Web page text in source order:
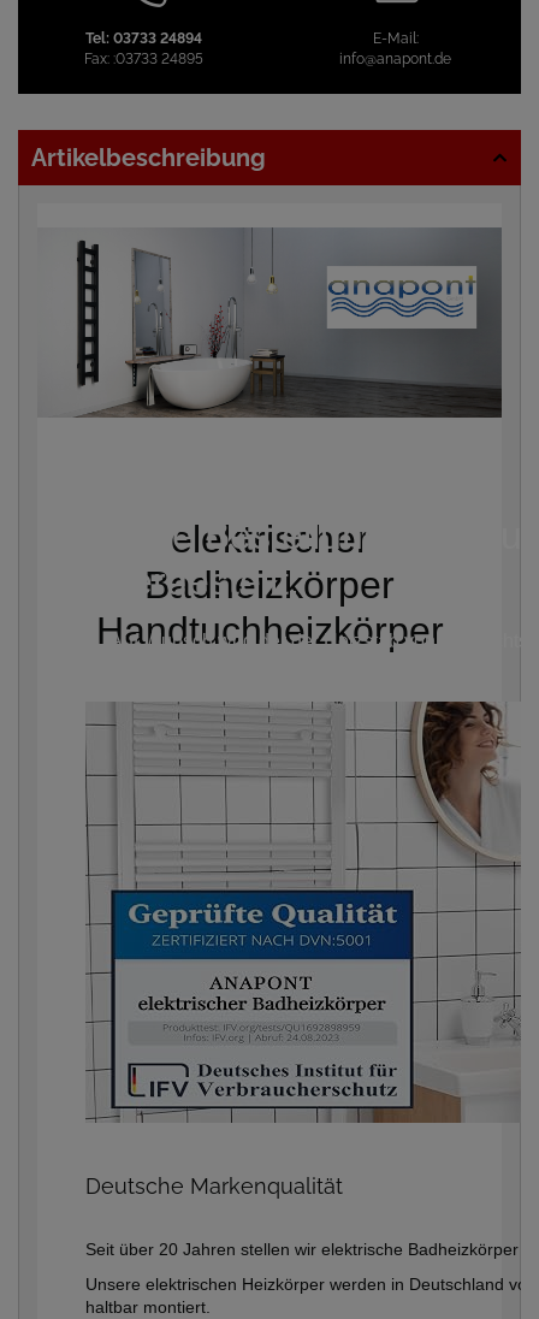
Tel: 03733 24894
Fax: :03733 24895
E-Mail:
info@anapont.de
Artikelbeschreibung
Jede Bestellung wird
hergestellt.
Auf Wunsch wird der der Heizstab von uns
elektrischer
Badheizkörper
Handtuchheizkörper
Deutsche Markenqualität
Seit über 20 Jahren stellen wir elektrische Badheizkörper
Unsere elektrischen Heizkörper werden in Deutschland
haltbar montiert.